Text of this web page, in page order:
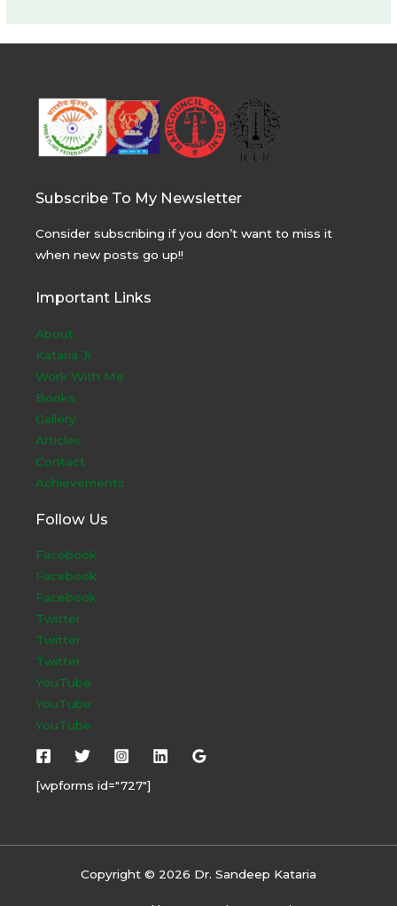
Cannabis
online
bestellen
Subscribe To My Newsletter
Consider subscribing if you don’t want to miss it
when new posts go up!!
Important Links
About
Kataria Ji
Work With Me
Books
Gallery
Articles
Contact
Achievements
Follow Us
Facebook
Facebook
Facebook
Twitter
Twitter
Twitter
YouTube
YouTube
YouTube
[wpforms id="727"]
Copyright © 2026 Dr. Sandeep Kataria